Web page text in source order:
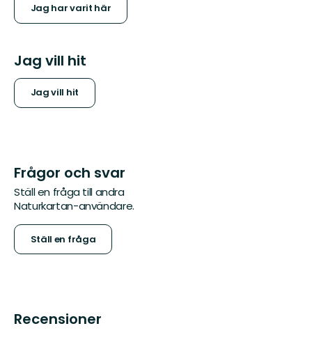
Jag har varit här
Jag vill hit
Jag vill hit
Frågor och svar
Ställ en fråga till andra
Naturkartan-användare.
Ställ en fråga
Recensioner